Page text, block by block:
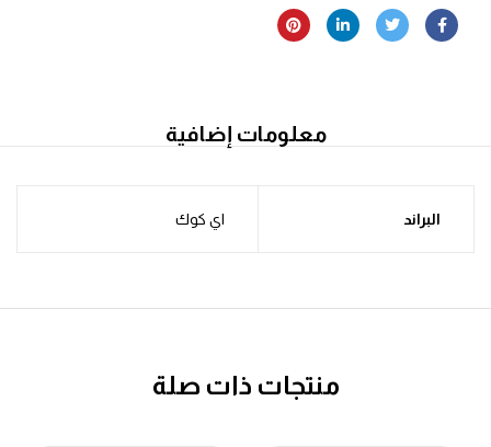
معلومات إضافية
البراند اي كوك
منتجات ذات صلة